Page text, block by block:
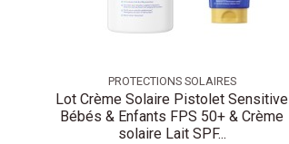
PROTECTIONS SOLAIRES
Lot Crème Solaire Pistolet Sensitive
Bébés & Enfants FPS 50+ & Crème
solaire Lait SPF...